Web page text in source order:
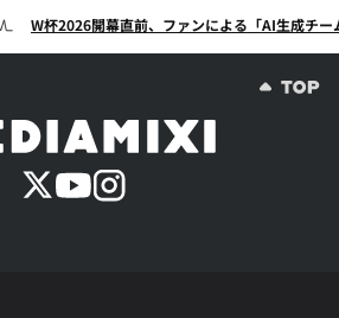
W杯2026開幕直前、ファンによる「AI生成チ